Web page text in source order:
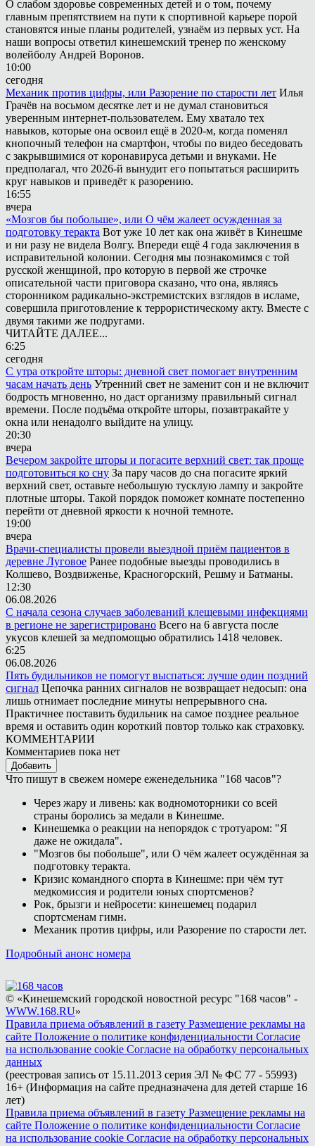
О слабом здоровье современных детей и о том, почему
главным препятствием на пути к спортивной карьере порой
становятся иные планы родителей, узнаём из первых уст. На
наши вопросы ответил кинешемский тренер по женскому
волейболу Андрей Воронов.
10:00
сегодня
Механик против цифры, или Разорение по старости лет Илья
Грачёв на восьмом десятке лет и не думал становиться
уверенным интернет-пользователем. Ему хватало тех
навыков, которые она освоил ещё в 2020-м, когда поменял
кнопочный телефон на смартфон, чтобы по видео беседовать
с закрывшимися от коронавируса детьми и внуками. Не
предполагал, что 2026-й вынудит его попытаться расширить
круг навыков и приведёт к разорению.
16:55
вчера
«Мозгов бы побольше», или О чём жалеет осужденная за
подготовку теракта Вот уже 10 лет как она живёт в Кинешме
и ни разу не видела Волгу. Впереди ещё 4 года заключения в
исправительной колонии. Сегодня мы познакомимся с той
русской женщиной, про которую в первой же строчке
описательной части приговора сказано, что она, являясь
сторонником радикально-экстремистских взглядов в исламе,
совершила приготовление к террористическому акту. Вместе с
двумя такими же подругами.
ЧИТАЙТЕ ДАЛЕЕ...
6:25
сегодня
С утра откройте шторы: дневной свет помогает внутренним
часам начать день Утренний свет не заменит сон и не включит
бодрость мгновенно, но даст организму правильный сигнал
времени. После подъёма откройте шторы, позавтракайте у
окна или ненадолго выйдите на улицу.
20:30
вчера
Вечером закройте шторы и погасите верхний свет: так проще
подготовиться ко сну За пару часов до сна погасите яркий
верхний свет, оставьте небольшую тусклую лампу и закройте
плотные шторы. Такой порядок поможет комнате постепенно
перейти от дневной яркости к ночной темноте.
19:00
вчера
Врачи-специалисты провели выездной приём пациентов в
деревне Луговое Ранее подобные выезды проводились в
Колшево, Воздвиженье, Красногорский, Решму и Батманы.
12:30
06.08.2026
С начала сезона случаев заболеваний клещевыми инфекциями
в регионе не зарегистрировано Всего на 6 августа после
укусов клешей за медпомощью обратились 1418 человек.
6:25
06.08.2026
Пять будильников не помогут выспаться: лучше один поздний
сигнал Цепочка ранних сигналов не возвращает недосып: она
лишь отнимает последние минуты непрерывного сна.
Практичнее поставить будильник на самое позднее реальное
время и оставить один короткий повтор только как страховку.
КОММЕНТАРИИ
Комментариев пока нет
Добавить
Что пишут в свежем номере еженедельника "168 часов"?
Через жару и ливень: как водномоторники со всей
страны боролись за медали в Кинешме.
Кинешемка о реакции на непорядок с тротуаром: "Я
даже не ожидала".
"Мозгов бы побольше", или О чём жалеет осуждённая за
подготовку теракта.
Кризис командного спорта в Кинешме: при чём тут
медкомиссия и родители юных спортсменов?
Рок, брызги и нейросети: кинешемец подарил
спортсменам гимн.
Механик против цифры, или Разорение по старости лет.
Подробный анонс номера
© «Кинешемский городской новостной ресурс "168 часов" -
WWW.168.RU»
Правила приема объявлений в газету Размещение рекламы на
сайте Положение о политике конфиденциальности Согласие
на использование cookie Согласие на обработку персональных
данных
(реестровая запись от 15.11.2013 серия ЭЛ № ФС 77 - 55993)
16+ (Информация на сайте предназначена для детей старше 16
лет)
Правила приема объявлений в газету Размещение рекламы на
сайте Положение о политике конфиденциальности Согласие
на использование cookie Согласие на обработку персональных